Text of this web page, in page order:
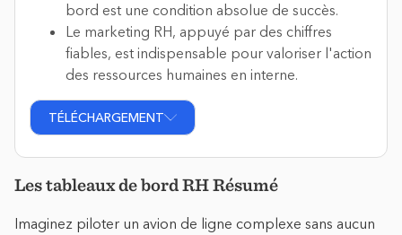
bord est une condition absolue de succès.
Le marketing RH, appuyé par des chiffres
fiables, est indispensable pour valoriser l'action
des ressources humaines en interne.
TÉLÉCHARGEMENT
Les tableaux de bord RH Résumé
Imaginez piloter un avion de ligne complexe sans aucun